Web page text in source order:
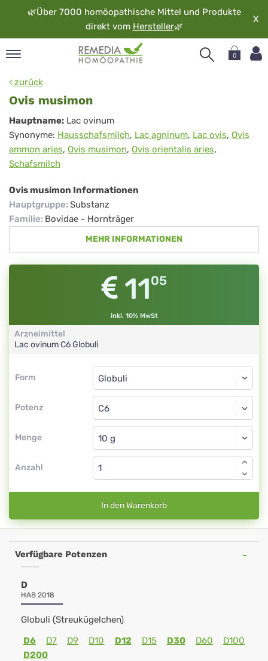
🌿Über 7000 homöopathische Mittel und Produkte
direkt vom Hersteller🌿
X
0
zurück
Ovis musimon
Ovis
musimon
Hauptname: Lac ovinum
Synonyme: Hausschafsmilch, Lac agninum, Lac ovis, Ovis
ammon aries, Ovis musimon, Ovis orientalis aries,
Schafsmilch
Ovis musimon Informationen
Hauptgruppe: Substanz
Familie: Bovidae - Hornträger
MEHR INFORMATIONEN
1105
inkl. 10% MwSt
Arzneimittel
Lac ovinumC6Globuli
Form
Form
Potenz
Globuli
C6
Menge
Globuli
Anzahl
In den Warenkorb
Verfügbare Potenzen
D
HAB 2018
Globuli (Streukügelchen)
D6
D7 D9 D10 D12 D15 D30 D60
D100
D200